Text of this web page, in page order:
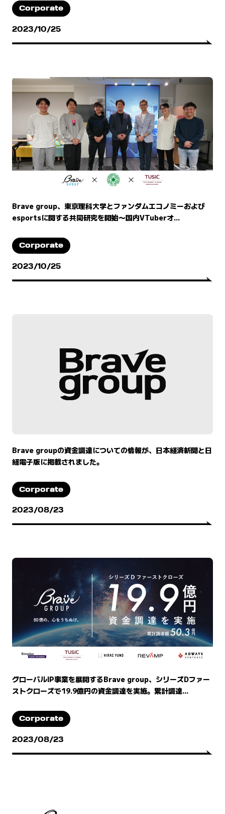
Corporate
2023/10/25
Brave group、東京理科大学とファンダムエコノミーおよび
esportsに関する共同研究を開始〜国内VTuberオ...
Corporate
2023/10/25
Brave groupの資金調達についての情報が、日本経済新聞と日
経電子版に掲載されました。
Corporate
2023/08/23
グローバルIP事業を展開するBrave group、シリーズDファー
ストクローズで19.9億円の資金調達を実施。累計調達...
Corporate
2023/08/23